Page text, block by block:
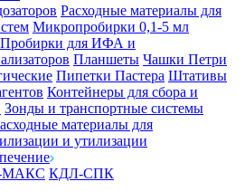
Расходные материалы для
Микропробирки 0,1-5 мл
Пробирки для ИФА и
Планшеты Чашки Петри
Пипетки Пастера Штативы
Контейнеры для сбора и
Зонды и транспортные системы
материалы для
и утилизации
МАКС КДЛ-СПК